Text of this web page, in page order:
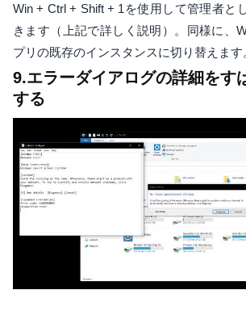
Win + Ctrl + Shift + 1を使用して管理者と
きます（上記で詳しく説明）。同様に、
プリの既存のインスタンスに切り替えます
9.エラーダイアログの詳細をす
する